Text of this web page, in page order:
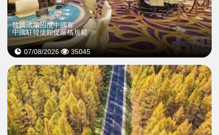
韓國賭場招攬中國客
中國駐韓使館促嚴格規範
07/08/2026 35045